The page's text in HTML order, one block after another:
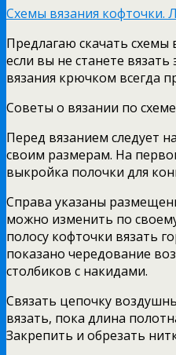
Схемы вязания кофточки.
Предлагаю скачать
если вы не станете
вязания крючком всегда
Советы о вязании по
Перед вязанием следует
своим размерам. На
выкройка полочки для
Справа указаны
можно изменить по
полосу кофточки вязать
показано чередование
столбиков с накидами.
Связать цепочку
вязать, пока длина
Закрепить и обрезать